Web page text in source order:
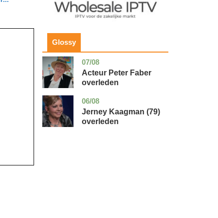
Glossy
07/08
noord-
holland
glossy
Acteur Peter Faber
overleden
06/08
noord-
glossy
Jerney Kaagman (79)
overleden